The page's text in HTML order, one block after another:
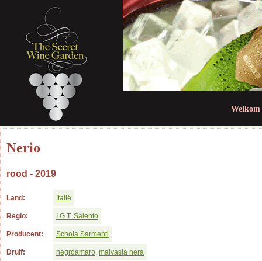
Welkom
Nerio
rood - 2019
Land: Italië
Regio: I.G.T. Salento
Producent: Schola Sarmenti
Druif: negroamaro, malvasia nera